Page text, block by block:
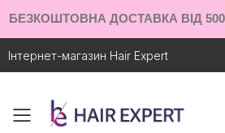
БЕЗКОШТОВНА ДОСТАВКА ВІД 500
Інтернет-магазин Hair Expert
Toggle mobile menu